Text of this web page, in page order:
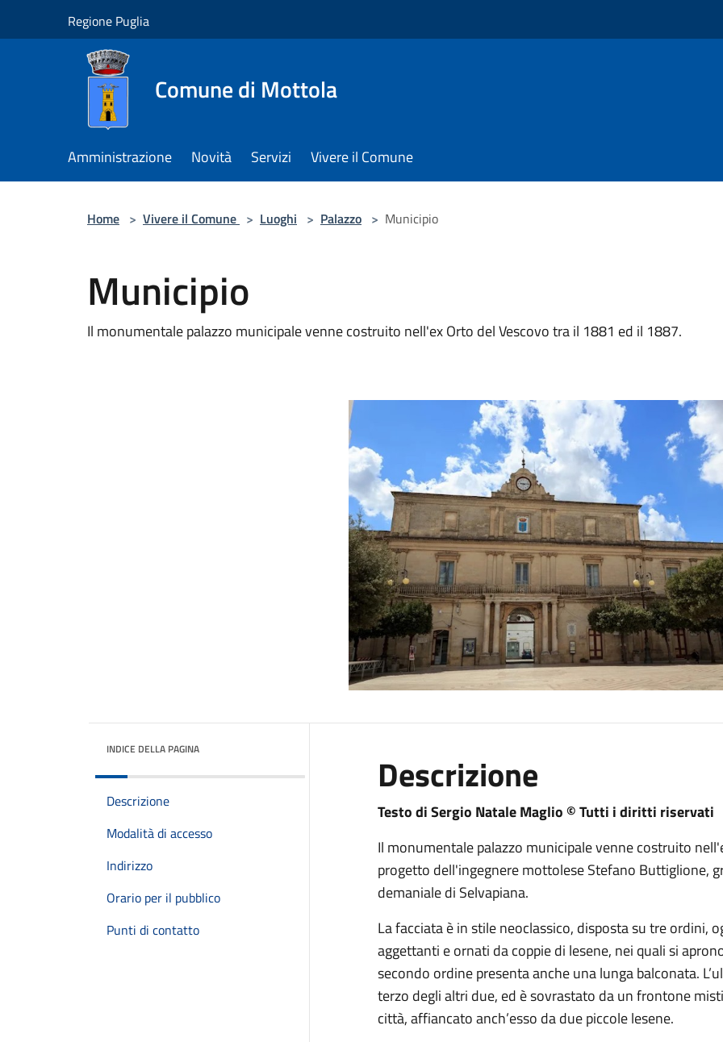
Regione Puglia
Comune di Mottola
Amministrazione Novità Servizi Vivere il Comune
Home > Vivere il Comune > Luoghi > Palazzo > Municipio
Municipio
Il monumentale palazzo municipale venne costruito nell'ex Orto del Vescovo tra il 1881 ed il 1887.
INDICE DELLA PAGINA
Descrizione
Modalità di accesso
Indirizzo
Orario per il pubblico
Punti di contatto
Descrizione
Testo di Sergio Natale Maglio © Tutti i diritti riservati
Il monumentale palazzo municipale venne costruito
progetto dell'ingegnere mottolese Stefano Buttiglione,
demaniale di Selvapiana.
La facciata è in stile neoclassico, disposta su tre ordini,
aggettanti e ornati da coppie di lesene, nei quali si
secondo ordine presenta anche una lunga balconata.
terzo degli altri due, ed è sovrastato da un frontone
città, affiancato anch’esso da due piccole lesene.